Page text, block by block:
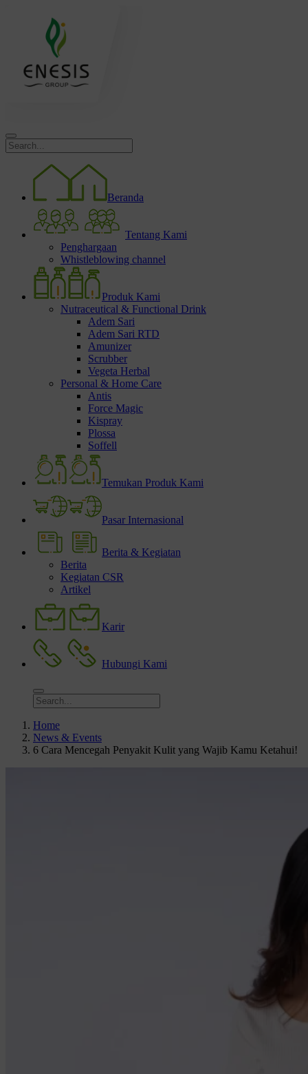
Beranda
Tentang Kami
Penghargaan
Whistleblowing channel
Produk Kami
Nutraceutical & Functional Drink
Adem Sari
Adem Sari RTD
Amunizer
Scrubber
Vegeta Herbal
Personal & Home Care
Antis
Force Magic
Kispray
Plossa
Soffell
Temukan Produk Kami
Pasar Internasional
Berita & Kegiatan
Berita
Kegiatan CSR
Artikel
Karir
Hubungi Kami
Home
News & Events
6 Cara Mencegah Penyakit Kulit yang Wajib Kamu Ketahui!